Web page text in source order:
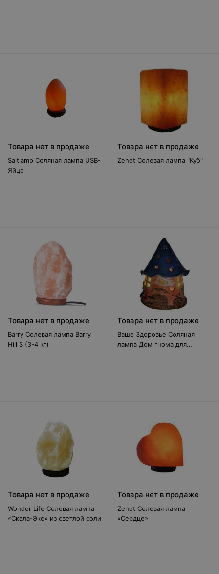
Товара нет в продаже
Saltlamp Соляная лампа USB-
Яйцо
Товара нет в продаже
Zenet Солевая лампа "Куб"
Товара нет в продаже
Barry Солевая лампа Barry
Hill S (3-4 кг)
Товара нет в продаже
Ваше Здоровье Соляная
лампа Дом гнома для
Товара нет в продаже
Wonder Life Солевая лампа
«Скала-Эко» из светлой соли
Товара нет в продаже
Zenet Солевая лампа
«Сердце»